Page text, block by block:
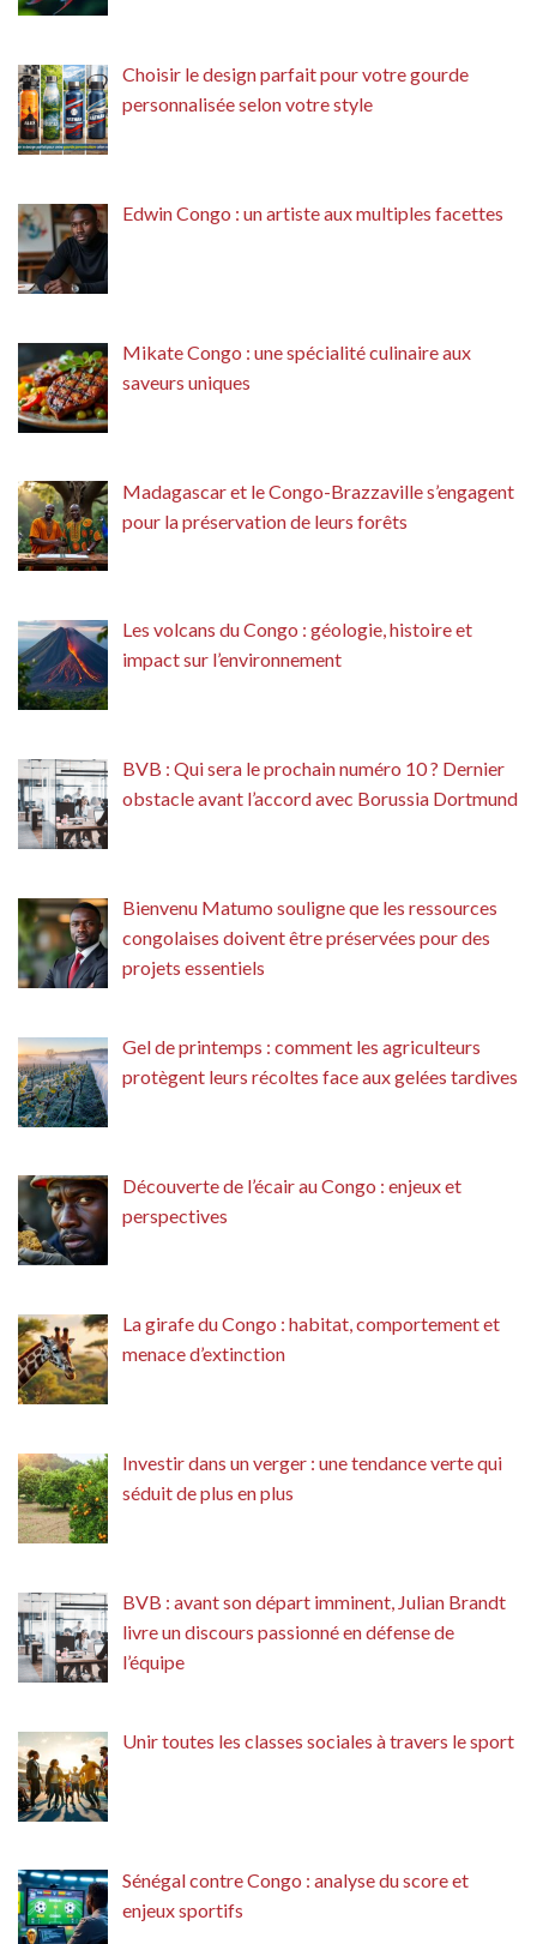
Choisir le design parfait pour votre gourde
personnalisée selon votre style
Edwin Congo : un artiste aux multiples facettes
Mikate Congo : une spécialité culinaire aux
saveurs uniques
Madagascar et le Congo-Brazzaville s’engagent
pour la préservation de leurs forêts
Les volcans du Congo : géologie, histoire et
impact sur l’environnement
BVB : Qui sera le prochain numéro 10 ? Dernier
obstacle avant l’accord avec Borussia Dortmund
Bienvenu Matumo souligne que les ressources
congolaises doivent être préservées pour des
projets essentiels
Gel de printemps : comment les agriculteurs
protègent leurs récoltes face aux gelées tardives
Découverte de l’écair au Congo : enjeux et
perspectives
La girafe du Congo : habitat, comportement et
menace d’extinction
Investir dans un verger : une tendance verte qui
séduit de plus en plus
BVB : avant son départ imminent, Julian Brandt
livre un discours passionné en défense de
l’équipe
Unir toutes les classes sociales à travers le sport
Sénégal contre Congo : analyse du score et
enjeux sportifs